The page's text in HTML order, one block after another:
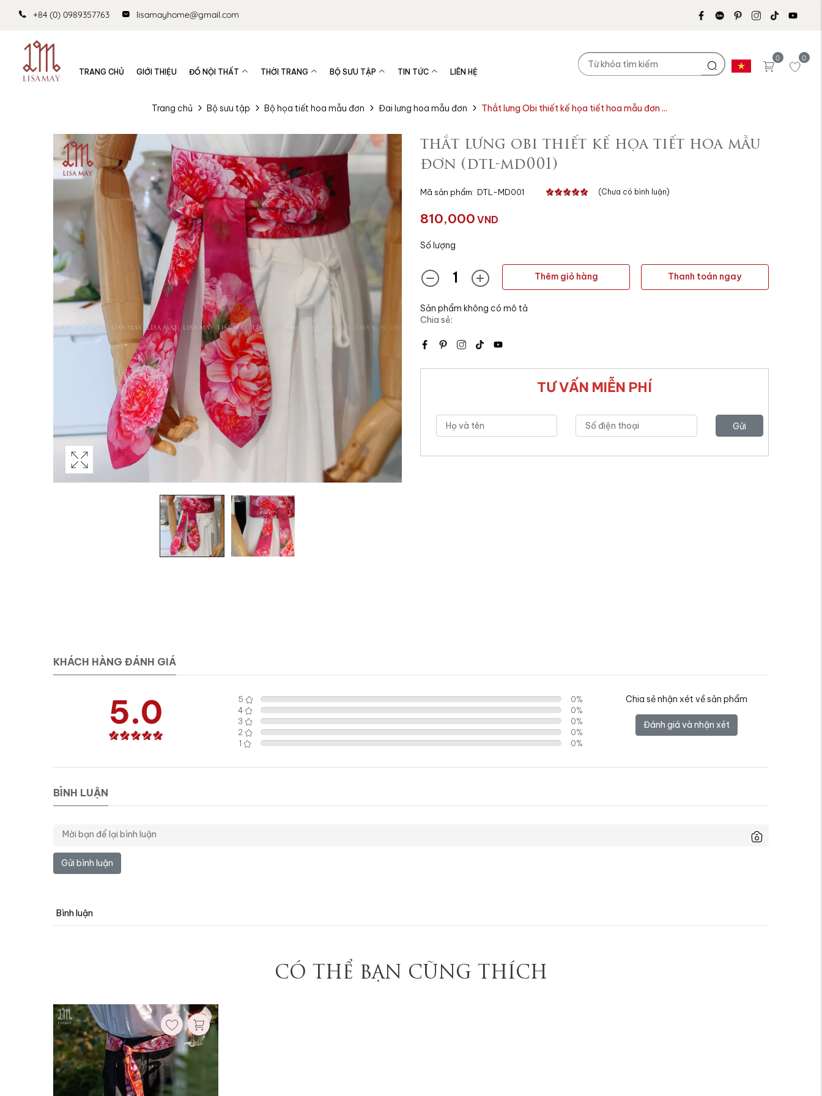
+84 (0) 0989357763 lisamayhome@gmail.com
TRANG CHỦ GIỚI THIỆU ĐỒ NỘI THẤT THỜI TRANG BỘ SƯU TẬP TIN TỨC LIÊN HỆ
0
0
Trang chủ Bộ sưu tập Bộ họa tiết hoa mẫu đơn Đai lưng hoa mẫu đơn Thắt lưng Obi thiết kế họa tiết hoa mẫu đơn ...
thắt lưng obi thiết kế họa tiết hoa mẫu
đơn (dtl-md001)
Mã sản phẩm: DTL-MD001 (Chưa có bình luận)
810,000 VND
Số lượng
Thêm giỏ hàng Thanh toán ngay
Sản phẩm không có mô tả
Chia sẻ:
TƯ VẤN MIỄN PHÍ
Gửi
KHÁCH HÀNG ĐÁNH GIÁ
5.0 5 0%
4
0%
3
0%
2
0%
1
0%
Chia sẻ nhận xét về sản phẩm
Đánh giá và nhận xét
BÌNH LUẬN
Gửi bình luận
Bình luận
CÓ THỂ BẠN CŨNG THÍCH